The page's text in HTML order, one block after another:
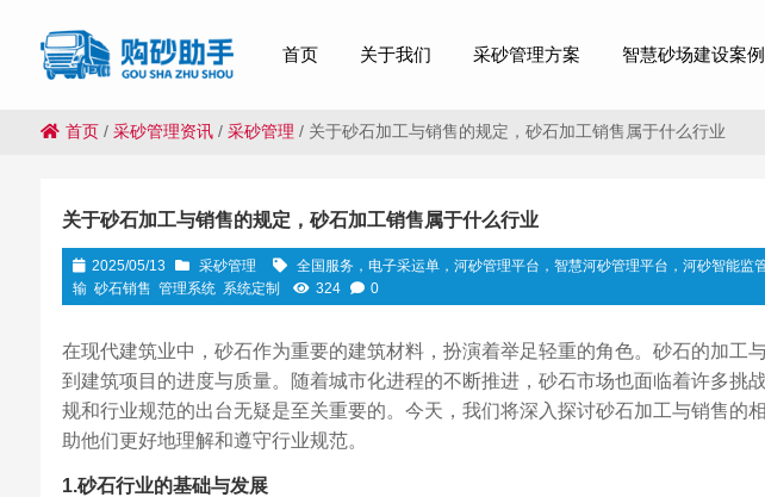
首页 关于我们 采砂管理方案 智慧砂场建设案例
首页/ 采砂管理资讯/ 采砂管理 / 关于砂石加工与销售的规定，砂石加工销售属于什么行业
关于砂石加工与销售的规定，砂石加工销售属于什么行业
2025/05/13 采砂管理 全国服务，电子采运单，河砂管理平台，智慧河砂管理平台，河砂智能监
输 砂石销售 管理系统 系统定制 324 0
在现代建筑业中，砂石作为重要的建筑材料，扮演着举足轻重的角色。砂石的加工
到建筑项目的进度与质量。随着城市化进程的不断推进，砂石市场也面临着许多挑
规和行业规范的出台无疑是至关重要的。今天，我们将深入探讨砂石加工与销售的
助他们更好地理解和遵守行业规范。
1.砂石行业的基础与发展